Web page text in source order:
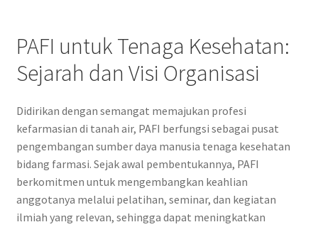
PAFI untuk Tenaga Kesehatan:
Sejarah dan Visi Organisasi
Didirikan dengan semangat memajukan profesi
kefarmasian di tanah air, PAFI berfungsi sebagai pusat
pengembangan sumber daya manusia tenaga kesehatan
bidang farmasi. Sejak awal pembentukannya, PAFI
berkomitmen untuk mengembangkan keahlian
anggotanya melalui pelatihan, seminar, dan kegiatan
ilmiah yang relevan, sehingga dapat meningkatkan